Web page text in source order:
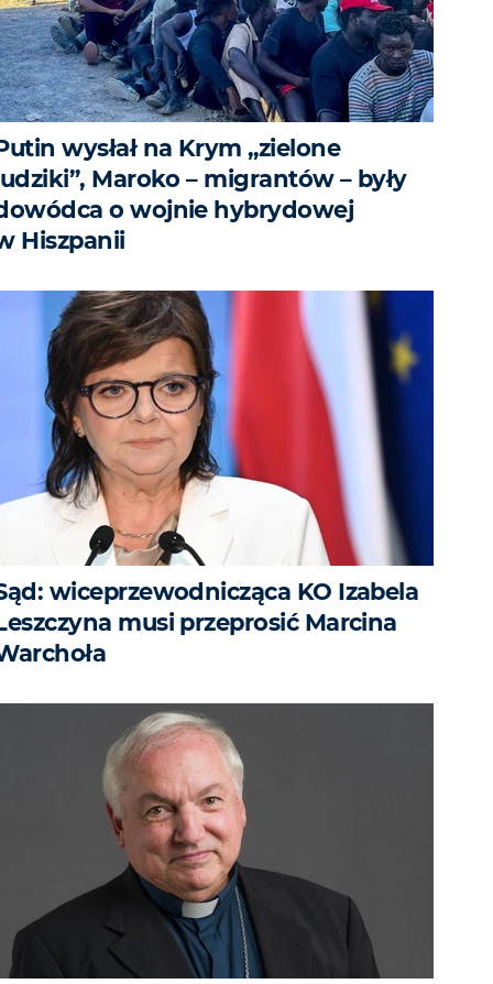
wysłał na Krym „zielone
Maroko – migrantów – były
o wojnie hybrydowej
Hiszpanii
wiceprzewodnicząca KO Izabela
musi przeprosić Marcina